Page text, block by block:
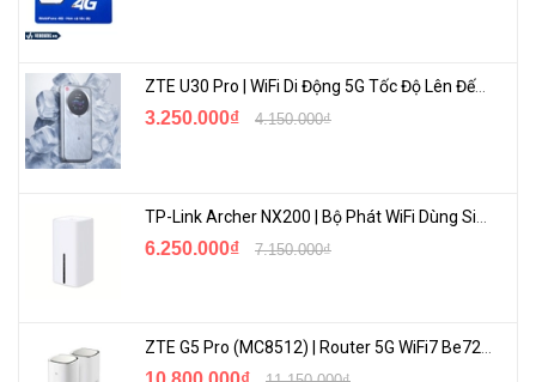
ZTE U30 Pro | WiFi Di Động 5G Tốc Độ Lên Đến 500Mbps, Màn Hình Cảm Ứng
3.250.000₫ 4.150.000₫
6.250.000₫ 7.150.000₫